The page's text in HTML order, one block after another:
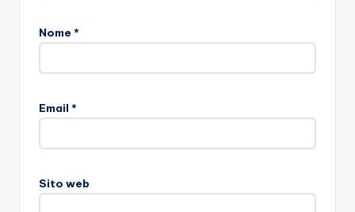
Nome *
Email *
Sito web